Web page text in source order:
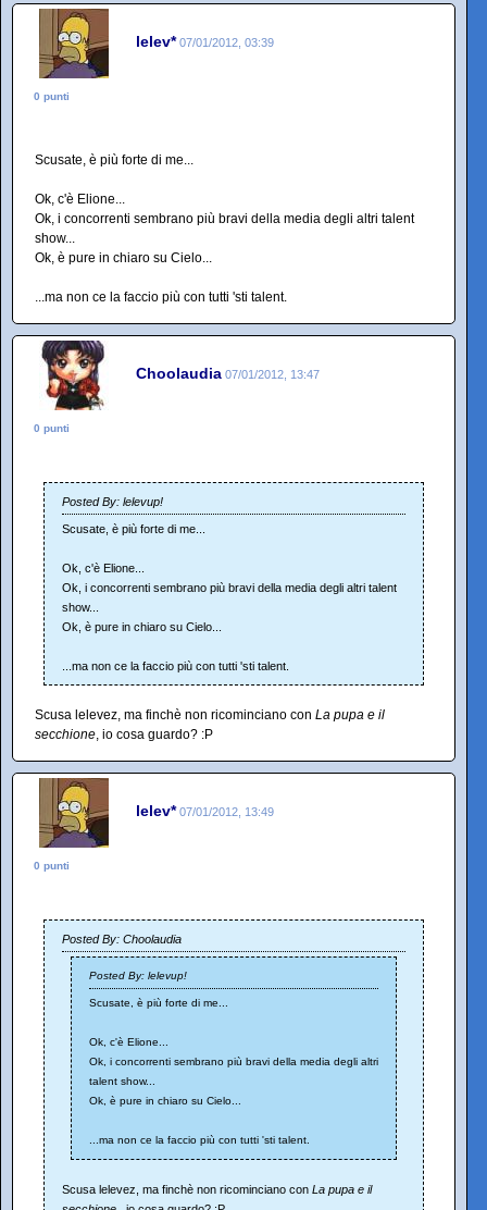
lelev* 07/01/2012, 03:39
0 punti
Scusate, è più forte di me...
Ok, c'è Elione...
Ok, i concorrenti sembrano più bravi della media degli altri talent
show...
Ok, è pure in chiaro su Cielo...
...ma non ce la faccio più con tutti 'sti talent.
Choolaudia 07/01/2012, 13:47
0 punti
Posted By: lelevup!
Scusate, è più forte di me...
Ok, c'è Elione...
Ok, i concorrenti sembrano più bravi della media degli altri talent
show...
Ok, è pure in chiaro su Cielo...
...ma non ce la faccio più con tutti 'sti talent.
Scusa lelevez, ma finchè non ricominciano con La pupa e il
secchione , io cosa guardo? :P
lelev* 07/01/2012, 13:49
0 punti
Posted By: Choolaudia
Posted By: lelevup!
Scusate, è più forte di me...
Ok, c'è Elione...
Ok, i concorrenti sembrano più bravi della media degli altri
talent show...
Ok, è pure in chiaro su Cielo...
...ma non ce la faccio più con tutti 'sti talent.
Scusa lelevez, ma finchè non ricominciano con La pupa e il